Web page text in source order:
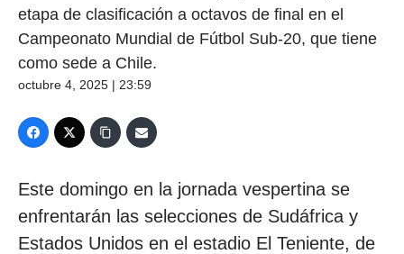
etapa de clasificación a octavos de final en el
Campeonato Mundial de Fútbol Sub-20, que tiene
como sede a Chile.
octubre 4, 2025 | 23:59
Este domingo en la jornada vespertina se
enfrentarán las selecciones de Sudáfrica y
Estados Unidos en el estadio El Teniente, de